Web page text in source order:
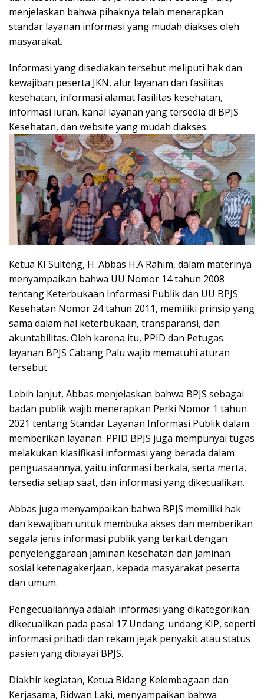
menjelaskan bahwa pihaknya telah menerapkan
standar layanan informasi yang mudah diakses oleh
masyarakat.
Informasi yang disediakan tersebut meliputi hak dan
kewajiban peserta JKN, alur layanan dan fasilitas
kesehatan, informasi alamat fasilitas kesehatan,
informasi iuran, kanal layanan yang tersedia di BPJS
Kesehatan, dan website yang mudah diakses.
Ketua KI Sulteng, H. Abbas H.A Rahim, dalam materinya
menyampaikan bahwa UU Nomor 14 tahun 2008
tentang Keterbukaan Informasi Publik dan UU BPJS
Kesehatan Nomor 24 tahun 2011, memiliki prinsip yang
sama dalam hal keterbukaan, transparansi, dan
akuntabilitas. Oleh karena itu, PPID dan Petugas
layanan BPJS Cabang Palu wajib mematuhi aturan
tersebut.
Lebih lanjut, Abbas menjelaskan bahwa BPJS sebagai
badan publik wajib menerapkan Perki Nomor 1 tahun
2021 tentang Standar Layanan Informasi Publik dalam
memberikan layanan. PPID BPJS juga mempunyai tugas
melakukan klasifikasi informasi yang berada dalam
penguasaannya, yaitu informasi berkala, serta merta,
tersedia setiap saat, dan informasi yang dikecualikan.
Abbas juga menyampaikan bahwa BPJS memiliki hak
dan kewajiban untuk membuka akses dan memberikan
segala jenis informasi publik yang terkait dengan
penyelenggaraan jaminan kesehatan dan jaminan
sosial ketenagakerjaan, kepada masyarakat peserta
dan umum.
Pengecualiannya adalah informasi yang dikategorikan
dikecualikan pada pasal 17 Undang-undang KIP, seperti
informasi pribadi dan rekam jejak penyakit atau status
pasien yang dibiayai BPJS.
Diakhir kegiatan, Ketua Bidang Kelembagaan dan
Kerjasama, Ridwan Laki, menyampaikan bahwa